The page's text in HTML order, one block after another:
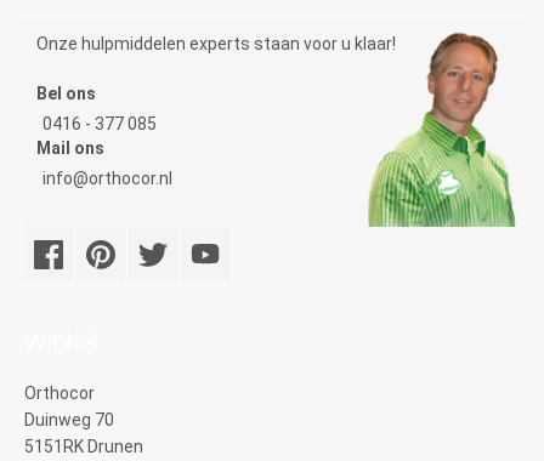
Onze hulpmiddelen experts staan voor u klaar!
Bel ons
0416 - 377 085
Mail ons
info@orthocor.nl
Orthocor
Duinweg 70
5151RK Drunen